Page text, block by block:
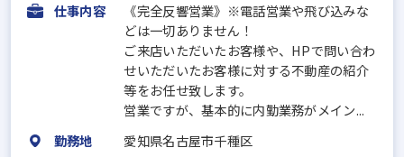
仕事内容
《完全反響営業》※電話営業や飛び込みな
どは一切ありません！
ご来店いただいたお客様や、HPで問い合わ
せいただいたお客様に対する不動産の紹介
等をお任せ致します。
営業ですが、基本的に内勤業務がメイン...
勤務地
愛知県名古屋市千種区